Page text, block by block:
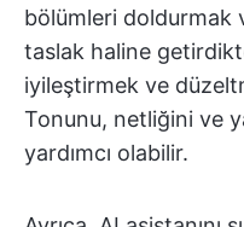
bölümleri doldurmak
taslak haline
iyileştirmek ve
Tonunu, netliğini ve
yardımcı olabilir.